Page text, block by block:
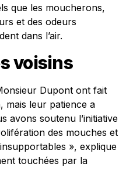
que les moucherons,
et des odeurs
dans l’air.
voisins
Dupont ont fait
mais leur patience a
avons soutenu l’initiative
des mouches et
», explique
touchées par la